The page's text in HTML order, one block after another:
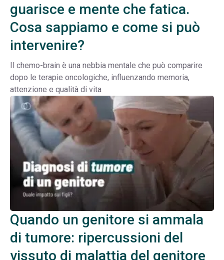
guarisce e mente che fatica.
Cosa sappiamo e come si può
intervenire?
Il chemo-brain è una nebbia mentale che può comparire
dopo le terapie oncologiche, influenzando memoria,
attenzione e qualità di vita
Quando un genitore si ammala
di tumore: ripercussioni del
vissuto di malattia del genitore